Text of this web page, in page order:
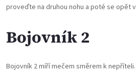
proveďte na druhou nohu a poté se opět
Bojovník 2
Bojovník 2 míří mečem směrem k